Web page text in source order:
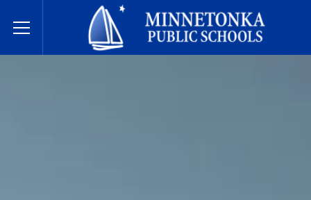
Toggle Menu
Javne škole Minnetonke